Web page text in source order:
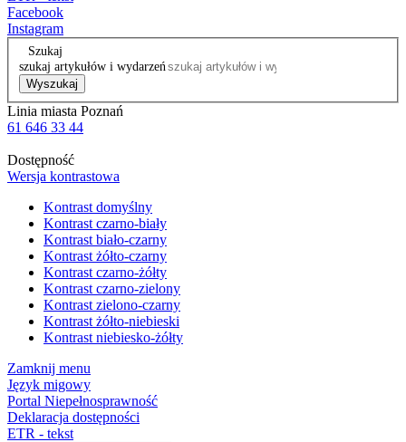
Facebook
Instagram
Szukaj
szukaj artykułów i wydarzeń
Wyszukaj
Linia miasta Poznań
61 646 33 44
Dostępność
Wersja kontrastowa
Kontrast domyślny
Kontrast czarno-biały
Kontrast biało-czarny
Kontrast żółto-czarny
Kontrast czarno-żółty
Kontrast czarno-zielony
Kontrast zielono-czarny
Kontrast żółto-niebieski
Kontrast niebiesko-żółty
Zamknij menu
Język migowy
Portal Niepełnosprawność
Deklaracja dostępności
ETR - tekst